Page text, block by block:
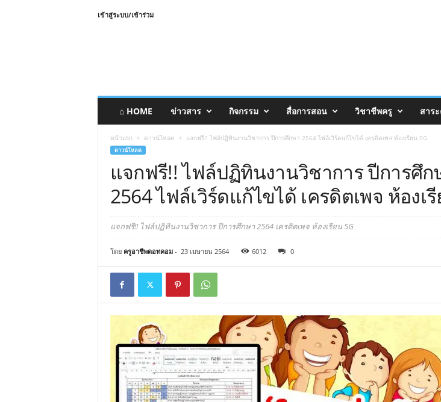
เข้าสู่ระบบ/เข้าร่วม
⌂ HOME ข่าวสาร กิจกรรม สื่อการสอน วิชาชีพครู สาร
หน้าแรก ดาวน์โหลด แจกฟรี!! ไฟล์ปฏิทินงานวิชาการ ปีการศึกษา 2564 ไฟล์เวิร์ดแก้ไขได้ เครดิตเพจ ห้องเรียน 5G
ดาวน์โหลด
แจกฟรี!! ไฟล์ปฏิทินงานวิชาการ ปีการศึก
2564 ไฟล์เวิร์ดแก้ไขได้ เครดิตเพจ ห้องเ
แจกฟรี!! ไฟล์ปฏิทินงานวิชาการ ปีการศึกษา 2564 เครดิตเพจ ห้องเรียน 5G
โดย ครูอาชีพดอทคอม- 23 เมษายน 2564 6012 0